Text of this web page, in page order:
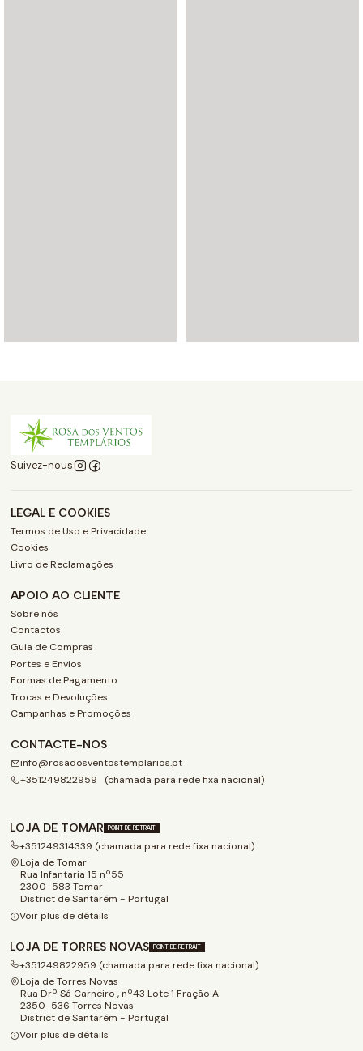
Suivez-nous
LEGAL E COOKIES
Termos de Uso e Privacidade
Cookies
Livro de Reclamações
APOIO AO CLIENTE
Sobre nós
Contactos
Guia de Compras
Portes e Envios
Formas de Pagamento
Trocas e Devoluções
Campanhas e Promoções
CONTACTE-NOS
info@rosadosventostemplarios.pt
+351249822959 (chamada para rede fixa nacional)
LOJA DE TOMAR POINT DE RETRAIT
+351249314339 (chamada para rede fixa nacional)
Loja de Tomar
Rua Infantaria 15 nº55
2300-583 Tomar
District de Santarém - Portugal
Voir plus de détails
LOJA DE TORRES NOVAS POINT DE RETRAIT
+351249822959 (chamada para rede fixa nacional)
Loja de Torres Novas
Rua Drº Sá Carneiro , nº43 Lote 1 Fração A
2350-536 Torres Novas
District de Santarém - Portugal
Voir plus de détails